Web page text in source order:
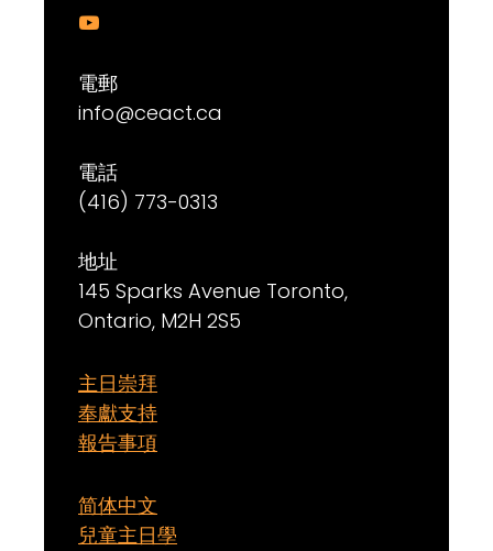

電郵
info@ceact.ca
電話
(416) 773-0313
地址
145 Sparks Avenue Toronto,
Ontario, M2H 2S5
主日崇拜
奉獻支持
報告事項
简体中文
兒童主日學